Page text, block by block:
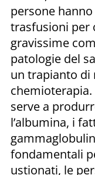
persone
trasfusioni per
gravissime
patologie del
un trapianto di
serve a
l’albumina, i
fondamentali
ustionati, le